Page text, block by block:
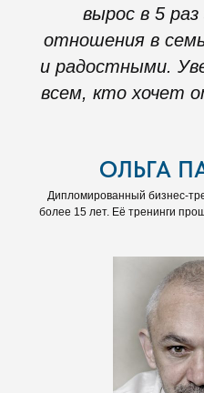
вырос в 5
отношения в
и радостными.
всем, кто хочет
ОЛЬГА
Дипломированный бизнес-
более 15 лет. Её тренинги